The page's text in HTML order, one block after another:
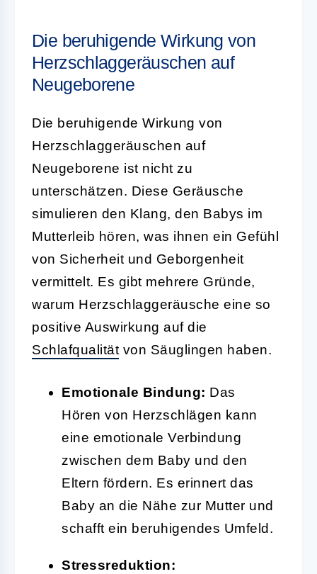
Die beruhigende Wirkung von
Herzschlaggeräuschen auf
Neugeborene
Die beruhigende Wirkung von
Herzschlaggeräuschen auf
Neugeborene ist nicht zu
unterschätzen. Diese Geräusche
simulieren den Klang, den Babys im
Mutterleib hören, was ihnen ein Gefühl
von Sicherheit und Geborgenheit
vermittelt. Es gibt mehrere Gründe,
warum Herzschlaggeräusche eine so
positive Auswirkung auf die
Schlafqualität von Säuglingen haben.
Emotionale Bindung: Das
Hören von Herzschlägen kann
eine emotionale Verbindung
zwischen dem Baby und den
Eltern fördern. Es erinnert das
Baby an die Nähe zur Mutter und
schafft ein beruhigendes Umfeld.
Stressreduktion: